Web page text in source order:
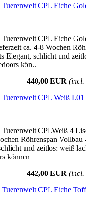
Tuerenwelt CPL Eiche
Tuerenwelt CPL Eiche
ca. 4-8 Wochen
Elegant, schlicht und
kön...
440,00 EUR (incl.
Tuerenwelt CPL Weiß L01
Tuerenwelt CPLWeiß 4
Röhrenspan Vollbau
und zeitlos: weiß
können
442,00 EUR (incl.
Tuerenwelt CPL Eiche